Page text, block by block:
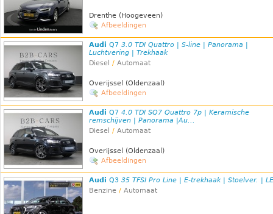
Drenthe (Hoogeveen)
Afbeeldingen
Audi Q7 3.0 TDI Quattro | S-line | Panorama |
Luchtvering | Trekhaak
Diesel
/ Automaat
Overijssel (Oldenzaal)
Afbeeldingen
Audi Q7 4.0 TDI SQ7 Quattro 7p | Keramische
remschijven | Panorama |Au...
Diesel
/ Automaat
Overijssel (Oldenzaal)
Afbeeldingen
Audi Q3 35 TFSI Pro Line | E-trekhaak | Stoelver. |
Benzine / Automaat